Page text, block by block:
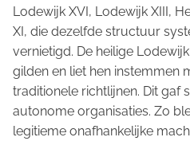
Lodewijk XVI, Lodewijk XIII,
XI, die dezelfde structuur
vernietigd. De heilige
gilden en liet hen instemmen
traditionele richtlijnen. Dit gaf
autonome organisaties. Zo
legitieme onafhankelijke